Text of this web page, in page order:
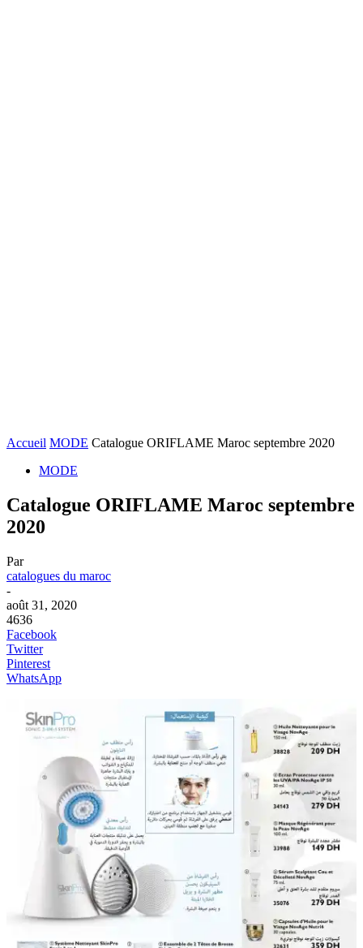
Accueil MODE Catalogue ORIFLAME Maroc septembre 2020
MODE
Catalogue ORIFLAME Maroc septembre
2020
Par
catalogues du maroc
-
août 31, 2020
4636
Facebook
Twitter
Pinterest
WhatsApp